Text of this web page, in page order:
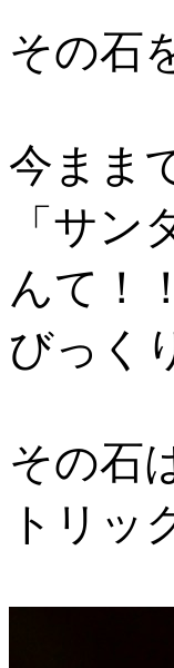
その石
今まま
「サ
んて！
びっく
その石
トリッ